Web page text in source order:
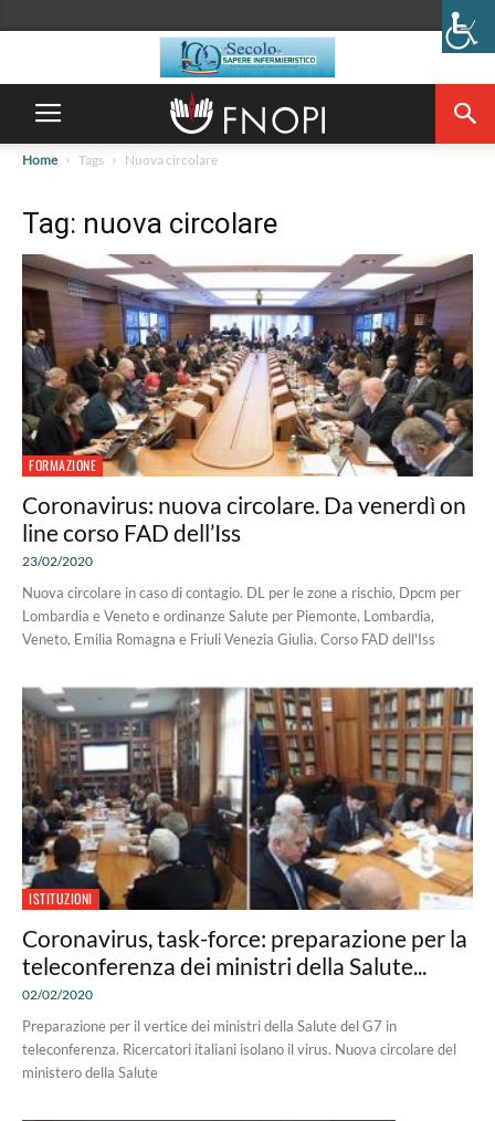
Home Tags Nuova circolare
Tag: nuova circolare
FORMAZIONE
Coronavirus: nuova circolare. Da venerdì on
line corso FAD dell’Iss
23/02/2020
Nuova circolare in caso di contagio. DL per le zone a rischio, Dpcm per
Lombardia e Veneto e ordinanze Salute per Piemonte, Lombardia,
Veneto, Emilia Romagna e Friuli Venezia Giulia. Corso FAD dell'Iss
ISTITUZIONI
Coronavirus, task-force: preparazione per la
teleconferenza dei ministri della Salute...
02/02/2020
Preparazione per il vertice dei ministri della Salute del G7 in
teleconferenza. Ricercatori italiani isolano il virus. Nuova circolare del
ministero della Salute